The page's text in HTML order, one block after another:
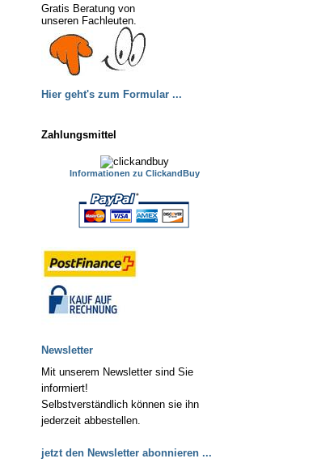
Gratis Beratung von
unseren Fachleuten.
Hier geht's zum Formular ...
Zahlungsmittel
Informationen zu ClickandBuy
Newsletter
Mit unserem Newsletter sind Sie
informiert!
Selbstverständlich können sie ihn
jederzeit abbestellen.
jetzt den Newsletter abonnieren ...